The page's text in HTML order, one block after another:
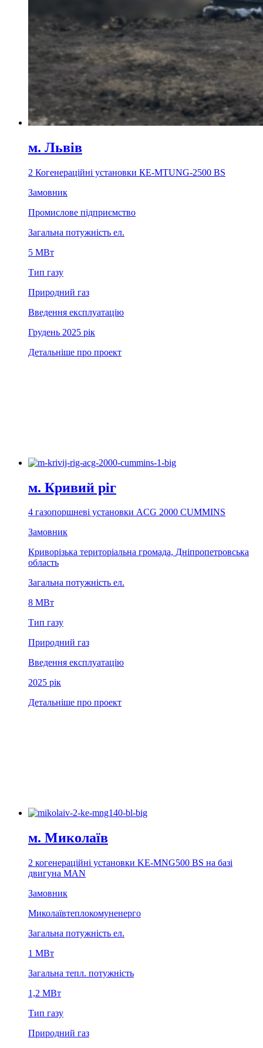
м. Львiв
2 Когенераційні установки КЕ-МTUNG-2500 ВS
Замовник
Промислове підприємство
Загальна потужність ел.
5 МВт
Тип газу
Природний газ
Введення експлуатацію
Грудень 2025 рік
Детальніше про проект
м. Кривий рiг
4 газопоршневі установки ACG 2000 CUMMINS
Замовник
Криворізька територіальна громада, Дніпропетровська
область
Загальна потужність ел.
8 МВт
Тип газу
Природний газ
Введення експлуатацію
2025 рік
Детальніше про проект
м. Миколаїв
2 когенерацiйнi установки KE-MNG500 BS на базi
двигуна MAN
Замовник
Миколаївтеплокомуненерго
Загальна потужність ел.
1 MВт
Загальна тепл. потужність
1,2 МВт
Тип газу
Природний газ